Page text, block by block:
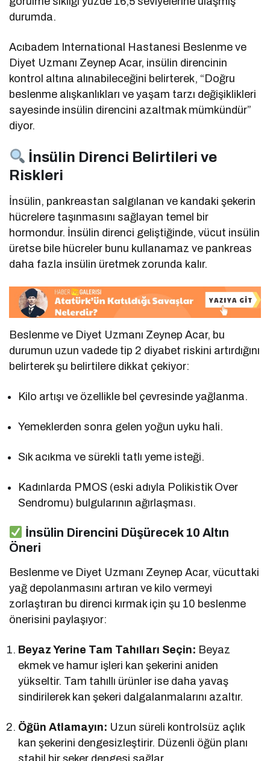
durumda.
Acıbadem International Hastanesi Beslenme ve
Diyet Uzmanı Zeynep Acar, insülin direncinin
kontrol altına alınabileceğini belirterek, “Doğru
beslenme alışkanlıkları ve yaşam tarzı değişiklikleri
sayesinde insülin direncini azaltmak mümkündür”
diyor.
İnsülin Direnci Belirtileri ve
Riskleri
İnsülin, pankreastan salgılanan ve kandaki şekerin
hücrelere taşınmasını sağlayan temel bir
hormondur. İnsülin direnci geliştiğinde, vücut insülin
üretse bile hücreler bunu kullanamaz ve pankreas
daha fazla insülin üretmek zorunda kalır.
Beslenme ve Diyet Uzmanı Zeynep Acar, bu
durumun uzun vadede tip 2 diyabet riskini artırdığını
belirterek şu belirtilere dikkat çekiyor:
Kilo artışı ve özellikle bel çevresinde yağlanma.
Yemeklerden sonra gelen yoğun uyku hali.
Sık acıkma ve sürekli tatlı yeme isteği.
Kadınlarda PMOS (eski adıyla Polikistik Over
Sendromu) bulgularının ağırlaşması.
İnsülin Direncini Düşürecek 10 Altın
Öneri
Beslenme ve Diyet Uzmanı Zeynep Acar, vücuttaki
yağ depolanmasını artıran ve kilo vermeyi
zorlaştıran bu direnci kırmak için şu 10 beslenme
önerisini paylaşıyor:
Beyaz Yerine Tam Tahılları Seçin: Beyaz
ekmek ve hamur işleri kan şekerini aniden
yükseltir. Tam tahıllı ürünler ise daha yavaş
sindirilerek kan şekeri dalgalanmalarını azaltır.
Öğün Atlamayın: Uzun süreli kontrolsüz açlık
kan şekerini dengesizleştirir. Düzenli öğün planı
stabil bir şeker dengesi sağlar.